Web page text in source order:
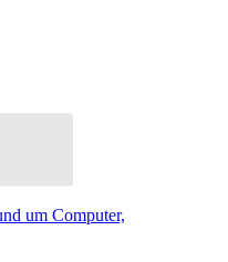
um Computer,